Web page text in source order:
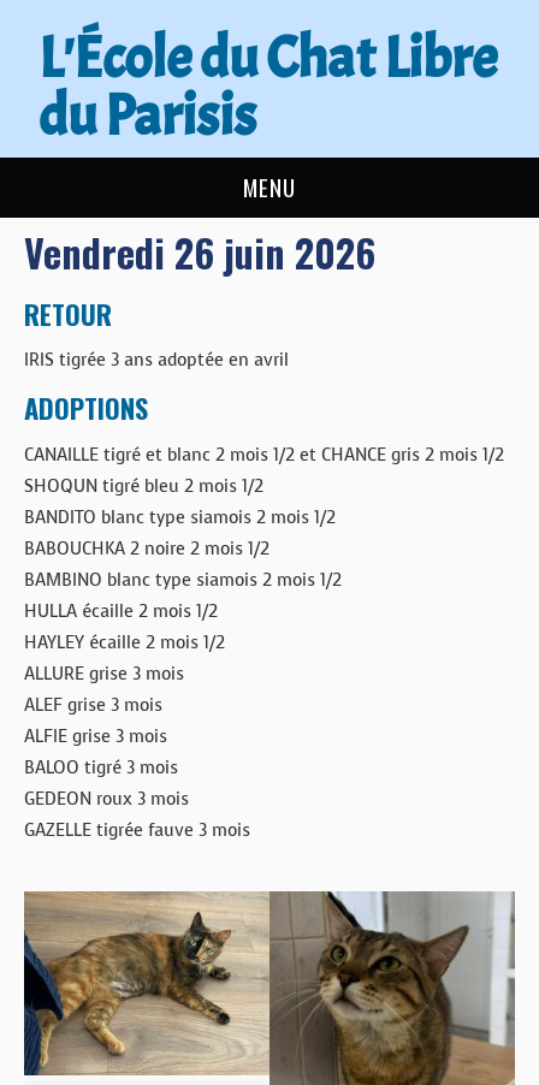
L'École du Chat Libre
du Parisis
MENU
L’ÉCOLE DU CHAT
ACTUALITÉS
ADOPTER
NOUS AIDER
CONTACT
BOUTIQUE
FORUM
Vendredi 26 juin 2026
RETOUR
IRIS tigrée 3 ans adoptée en avril
ADOPTIONS
CANAILLE tigré et blanc 2 mois 1/2 et CHANCE gris 2 mois 1/2
SHOQUN tigré bleu 2 mois 1/2
BANDITO blanc type siamois 2 mois 1/2
BABOUCHKA 2 noire 2 mois 1/2
BAMBINO blanc type siamois 2 mois 1/2
HULLA écaille 2 mois 1/2
HAYLEY écaille 2 mois 1/2
ALLURE grise 3 mois
ALEF grise 3 mois
ALFIE grise 3 mois
BALOO tigré 3 mois
GEDEON roux 3 mois
GAZELLE tigrée fauve 3 mois